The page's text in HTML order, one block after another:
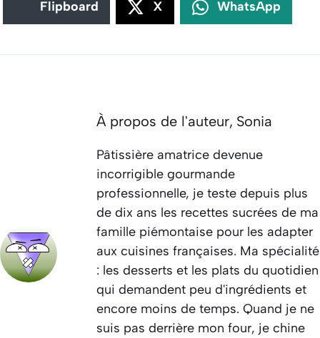
Flipboard X WhatsApp
À propos de l'auteur, Sonia
Pâtissière amatrice devenue
incorrigible gourmande
professionnelle, je teste depuis plus
de dix ans les recettes sucrées de ma
famille piémontaise pour les adapter
aux cuisines françaises. Ma spécialité
: les desserts et les plats du quotidien
qui demandent peu d'ingrédients et
encore moins de temps. Quand je ne
suis pas derrière mon four, je chine